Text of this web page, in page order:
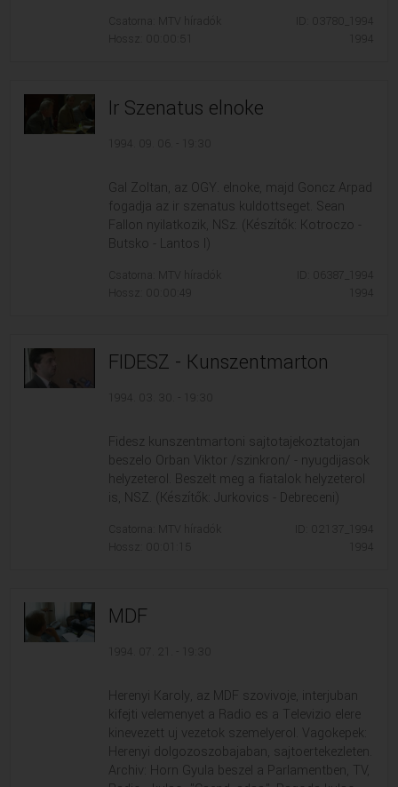
Csatorna: MTV híradók
Hossz: 00:00:51
ID: 03780_1994
1994
Ir Szenatus elnoke
1994. 09. 06. - 19:30
Gal Zoltan, az OGY. elnoke, majd Goncz Arpad
fogadja az ir szenatus kuldottseget. Sean
Fallon nyilatkozik, NSz. (Készítők: Kotroczo -
Butsko - Lantos I)
Csatorna: MTV híradók
Hossz: 00:00:49
ID: 06387_1994
1994
FIDESZ - Kunszentmarton
1994. 03. 30. - 19:30
Fidesz kunszentmartoni sajtotajekoztatojan
beszelo Orban Viktor /szinkron/ - nyugdijasok
helyzeterol. Beszelt meg a fiatalok helyzeterol
is, NSZ. (Készítők: Jurkovics - Debreceni)
Csatorna: MTV híradók
Hossz: 00:01:15
ID: 02137_1994
1994
MDF
1994. 07. 21. - 19:30
Herenyi Karoly, az MDF szovivoje, interjuban
kifejti velemenyet a Radio es a Televizio elere
kinevezett uj vezetok szemelyerol. Vagokepek:
Herenyi dolgozoszobajaban, sajtoertekezleten.
Archiv: Horn Gyula beszel a Parlamentben, TV,